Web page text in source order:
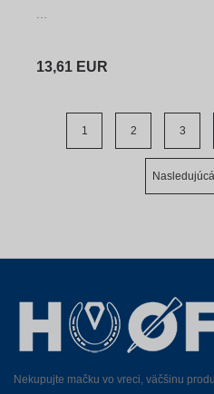
13,61 EUR
1 2 3
Nekupujte mačku vo vreci, väčšinu